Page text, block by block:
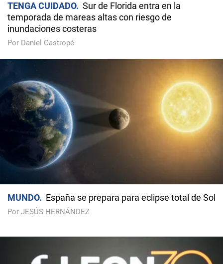
TENGA CUIDADO
Sur de Florida entra en la
temporada de mareas altas con riesgo de
inundaciones costeras
Por Daniel Castropé
MUNDO España se prepara para eclipse total de Sol
Por JESÚS HERNÁNDEZ